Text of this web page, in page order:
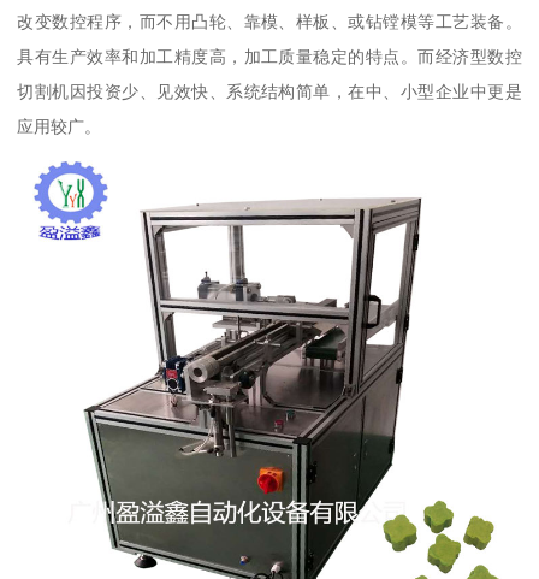
改变数控程序，而不用凸轮、靠模、样板、或钻镗模等工艺装备。
具有生产效率和加工精度高，加工质量稳定的特点。而经济型数控
切割机因投资少、见效快、系统结构简单，在中、小型企业中更是
应用较广。